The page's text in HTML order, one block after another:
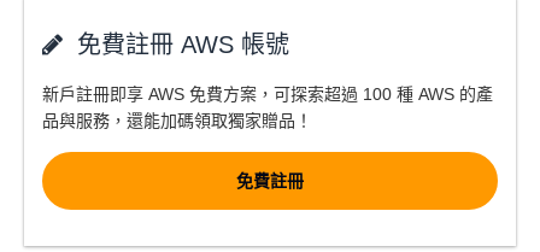
免費註冊 AWS 帳號
新戶註冊即享 AWS 免費方案，可探索超過 100 種 AWS 的產
品與服務，還能加碼領取獨家贈品！
免費註冊